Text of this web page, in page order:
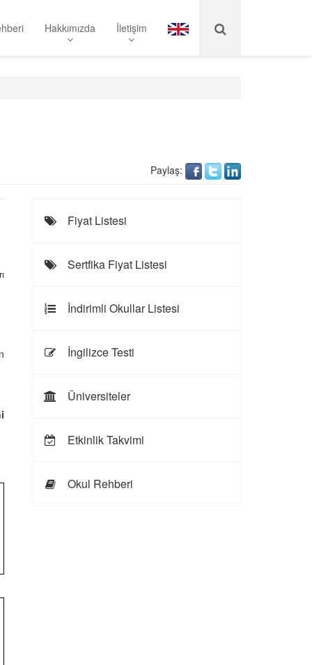
Hakkımızda İletişim
Paylaş:
Fiyat Listesi
Sertfika Fiyat Listesi
İndirimli Okullar Listesi
İngilizce Testi
Üniversiteler
Etkinlik Takvimi
Okul Rehberi